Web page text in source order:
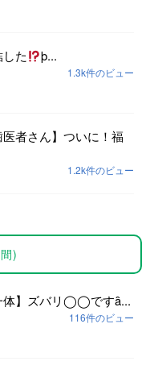
た þ...
1.3k件のビュー
医者さん】ついに！福
1.2k件のビュー
)
体】ズバリ◯◯ですȃ...
116件のビュー